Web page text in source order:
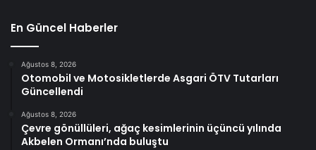
En Güncel Haberler
Ağustos 8, 2026
Otomobil ve Motosikletlerde Asgari ÖTV Tutarları
Güncellendi
Ağustos 8, 2026
Çevre gönüllüleri, ağaç kesimlerinin üçüncü yılında
Akbelen Ormanı’nda buluştu